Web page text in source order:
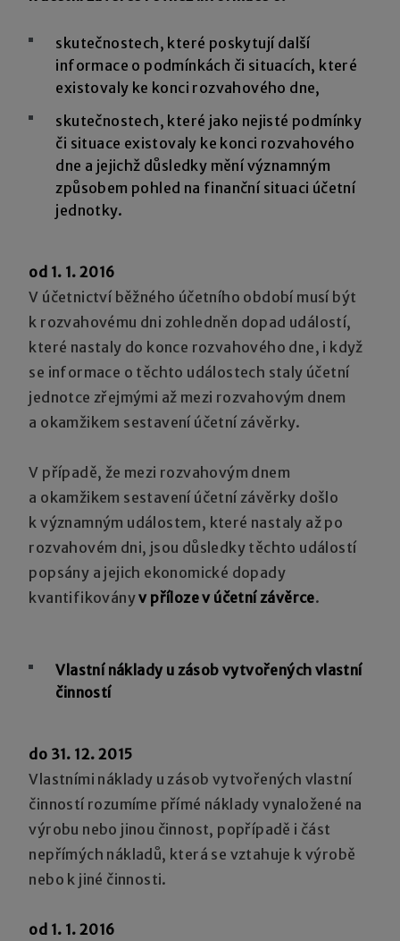
skutečnostech, které poskytují další
informace o podmínkách či situacích, které
existovaly ke konci rozvahového dne,
skutečnostech, které jako nejisté podmínky
či situace existovaly ke konci rozvahového
dne a jejichž důsledky mění významným
způsobem pohled na finanční situaci účetní
jednotky.
od 1. 1. 2016
V účetnictví běžného účetního období musí být
k rozvahovému dni zohledněn dopad událostí,
které nastaly do konce rozvahového dne, i když
se informace o těchto událostech staly účetní
jednotce zřejmými až mezi rozvahovým dnem
a okamžikem sestavení účetní závěrky.
V případě, že mezi rozvahovým dnem
a okamžikem sestavení účetní závěrky došlo
k významným událostem, které nastaly až po
rozvahovém dni, jsou důsledky těchto událostí
popsány a jejich ekonomické dopady
kvantifikoványv příloze v účetní závěrce.
Vlastní náklady u zásob vytvořených vlastní
činností
do 31. 12. 2015
Vlastními náklady u zásob vytvořených vlastní
činností rozumíme přímé náklady vynaložené na
výrobu nebo jinou činnost, popřípadě i část
nepřímých nákladů, která se vztahuje k výrobě
nebo k jiné činnosti.
od 1. 1. 2016